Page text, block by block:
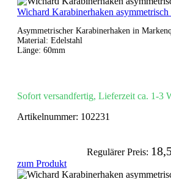
Wichard Karabinerhaken asymmetrisch
Asymmetrischer Karabinerhaken in
Material: Edelstahl
Länge: 60mm
Sofort versandfertig, Lieferzeit ca. 1-3
Artikelnummer: 102231
Regulärer Preis:
zum Produkt